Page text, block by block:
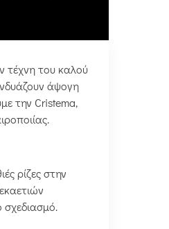
τέχνη του καλού
άψογη
την Cristema,
ρίζες στην
σχεδιασμό.